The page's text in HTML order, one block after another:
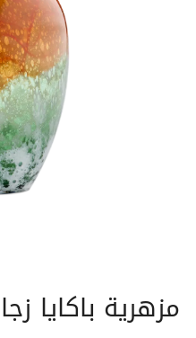
مزهرية باكايا